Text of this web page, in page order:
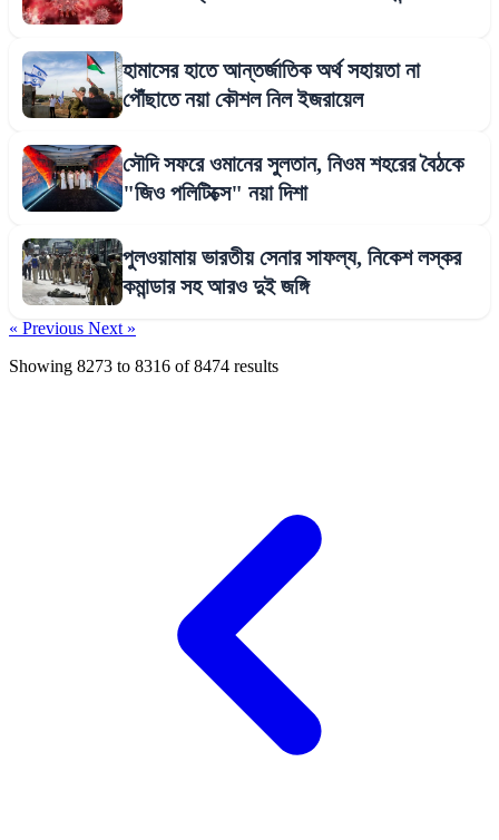
হামাসের হাতে আন্তর্জাতিক অর্থ সহায়তা না
পৌঁছাতে নয়া কৌশল নিল ইজরায়েল
সৌদি সফরে ওমানের সুলতান, নিওম শহরের বৈঠকে
"জিও পলিটিক্সে" নয়া দিশা
পুলওয়ামায় ভারতীয় সেনার সাফল্য, নিকেশ লস্কর
কমান্ডার সহ আরও দুই জঙ্গি
« Previous Next »
Showing 8273 to 8316 of8474 results